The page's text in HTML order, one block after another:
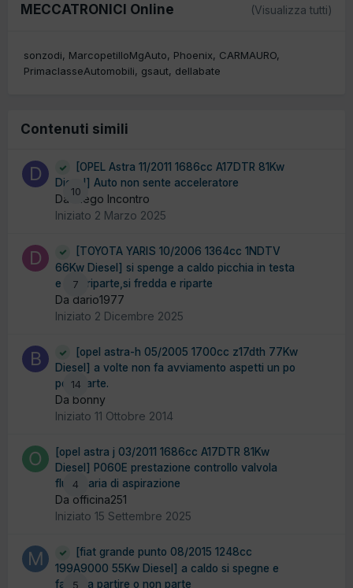
MECCATRONICI Online (Visualizza tutti)
sonzodi MarcopetilloMgAuto Phoenix
CARMAURO
PrimaclasseAutomobili
gsaut dellabate
Contenuti simili
10
[OPEL Astra 11/2011 1686cc A17DTR 81Kw
Diesel] Auto non sente acceleratore
Da Diego Incontro
Iniziato 2 Marzo 2025
7
[TOYOTA YARIS 10/2006 1364cc 1NDTV
66Kw Diesel] si spenge a caldo picchia in testa
e non riparte,si fredda e riparte
Da dario1977
Iniziato 2 Dicembre 2025
14
[opel astra-h 05/2005 1700cc z17dth 77Kw
Diesel] a volte non fa avviamento aspetti un po
poi riparte.
Da bonny
Iniziato 11 Ottobre 2014
4
[opel astra j 03/2011 1686cc A17DTR 81Kw
Diesel] P060E prestazione controllo valvola
flusso aria di aspirazione
Da officina251
Iniziato 15 Settembre 2025
5
[fiat grande punto 08/2015 1248cc
199A9000 55Kw Diesel] a caldo si spegne e
fatica a partire o non parte